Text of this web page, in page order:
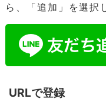
ら、「追加」を選択
URLで登録